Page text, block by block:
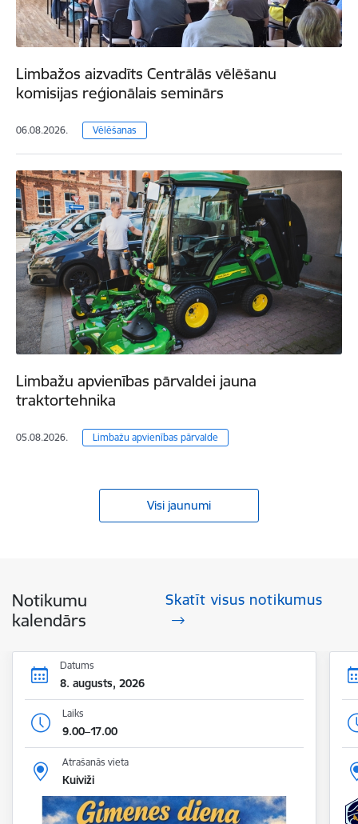
Limbažos aizvadīts Centrālās vēlēšanu
komisijas reģionālais seminārs
06.08.2026. Vēlēšanas
Limbažu apvienības pārvaldei jauna
traktortehnika
05.08.2026. Limbažu apvienības pārvalde
Visi jaunumi
Notikumu
kalendārs
Skatīt visus notikumus
Datums
8. augusts, 2026
Laiks
9.00–17.00
Atrašanās vieta
Kuiviži